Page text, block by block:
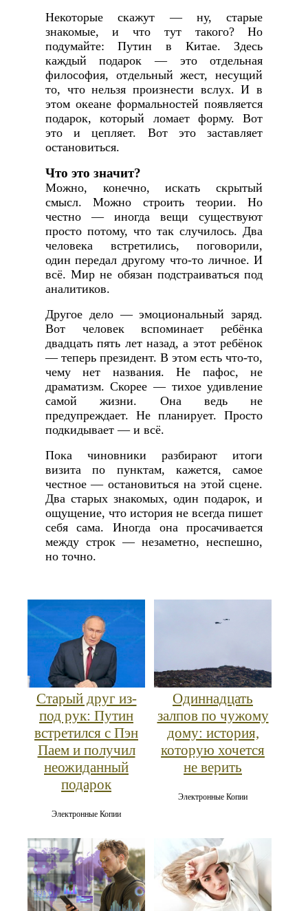
Некоторые скажут — ну, старые
знакомые, и что тут такого? Но
подумайте: Путин в Китае. Здесь
каждый подарок — это отдельная
философия, отдельный жест, несущий
то, что нельзя произнести вслух. И в
этом океане формальностей появляется
подарок, который ломает форму. Вот
это и цепляет. Вот это заставляет
остановиться.
Что это значит?
Можно, конечно, искать скрытый
смысл. Можно строить теории. Но
честно — иногда вещи существуют
просто потому, что так случилось. Два
человека встретились, поговорили,
один передал другому что-то личное. И
всё. Мир не обязан подстраиваться под
аналитиков.
Другое дело — эмоциональный заряд.
Вот человек вспоминает ребёнка
двадцать пять лет назад, а этот ребёнок
— теперь президент. В этом есть что-то,
чему нет названия. Не пафос, не
драматизм. Скорее — тихое удивление
самой жизни. Она ведь не
предупреждает. Не планирует. Просто
подкидывает — и всё.
Пока чиновники разбирают итоги
визита по пунктам, кажется, самое
честное — остановиться на этой сцене.
Два старых знакомых, один подарок, и
ощущение, что история не всегда пишет
себя сама. Иногда она просачивается
между строк — незаметно, неспешно,
но точно.
Старый друг из-
под рук: Путин
встретился с Пэн
Паем и получил
неожиданный
подарок
Электронные Копии
Одиннадцать
залпов по чужому
дому: история,
которую хочется
не верить
Электронные Копии